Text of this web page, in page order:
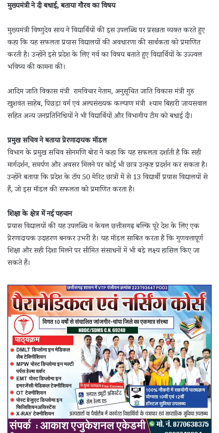
मुख्यमंत्री ने दी बधाई, बताया गौरव का विषय
मुख्यमंत्री विष्णुदेव साय ने विद्यार्थियों की इस उपलब्धि पर प्रसन्नता व्यक्त करते हुए
कहा कि यह सफलता प्रयास विद्यालयों की अवधारणा की सार्थकता को प्रमाणित
करती है। उन्होंने इसे प्रदेश के लिए गर्व का विषय बताते हुए विद्यार्थियों के उज्ज्वल
भविष्य की कामना की।
आदिम जाति विकास मंत्री रामविचार नेताम, अनुसूचित जाति विकास मंत्री गुरु
खुशवंत साहेब, पिछड़ा वर्ग एवं अल्पसंख्यक कल्याण मंत्री श्याम बिहारी जायसवाल
सहित अन्य जनप्रतिनिधियों ने भी विद्यार्थियों और विभागीय टीम को बधाई दी।
प्रमुख सचिव ने बताया प्रेरणादायक मॉडल
विभाग के प्रमुख सचिव सोनमणि बोरा ने कहा कि यह सफलता दर्शाती है कि सही
मार्गदर्शन, समर्पण और अवसर मिलने पर कोई भी छात्र उत्कृष्ट प्रदर्शन कर सकता है।
उन्होंने बताया कि प्रदेश के टॉप 50 मेरिट छात्रों में से 13 विद्यार्थी प्रयास विद्यालयों से
हैं, जो इस मॉडल की सफलता को प्रमाणित करता है।
शिक्षा के क्षेत्र में नई पहचान
प्रयास विद्यालयों की यह उपलब्धि न केवल छत्तीसगढ़ बल्कि पूरे देश के लिए एक
प्रेरणादायक उदाहरण बनकर उभरी है। यह मॉडल साबित करता है कि गुणवत्तापूर्ण
शिक्षा और सही दिशा मिलने पर सीमित संसाधनों में भी बड़े लक्ष्य हासिल किए जा
सकते हैं।